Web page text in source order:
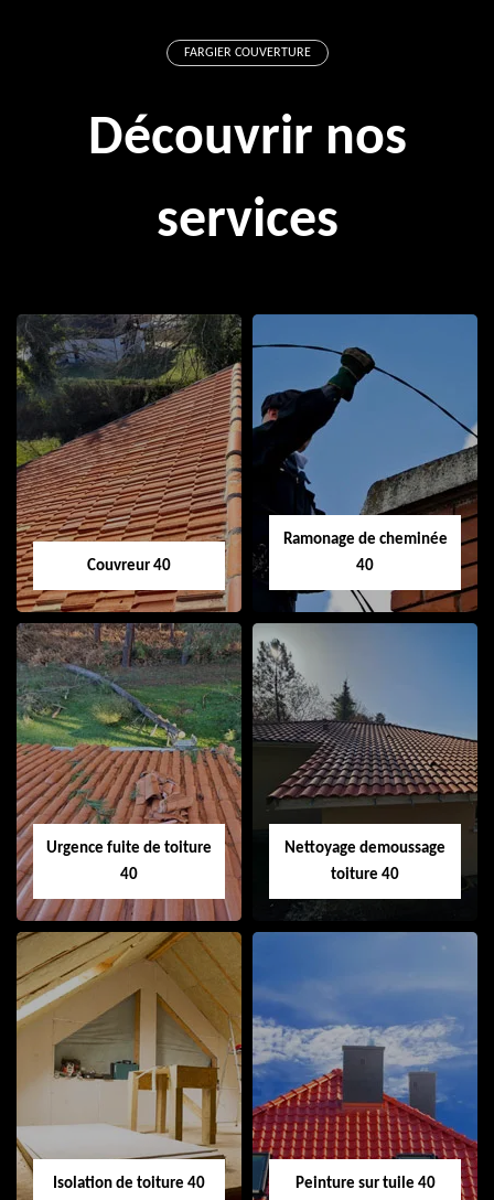
FARGIER COUVERTURE
Découvrir nos
services
Couvreur 40
Couvreur 40
Ramonage de cheminée
40
Ramonage de
cheminée 40
Urgence fuite de toiture
40
Urgence fuite de
toiture 40
Nettoyage demoussage
toiture 40
Nettoyage
demoussage
toiture 40
Isolation de toiture 40 Peinture sur tuile 40